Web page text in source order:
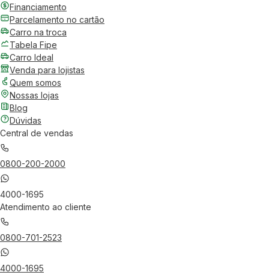
Financiamento
Parcelamento no cartão
Carro na troca
Tabela Fipe
Carro Ideal
Venda para lojistas
Quem somos
Nossas lojas
Blog
Dúvidas
Central de vendas
0800-200-2000
4000-1695
Atendimento ao cliente
0800-701-2523
4000-1695